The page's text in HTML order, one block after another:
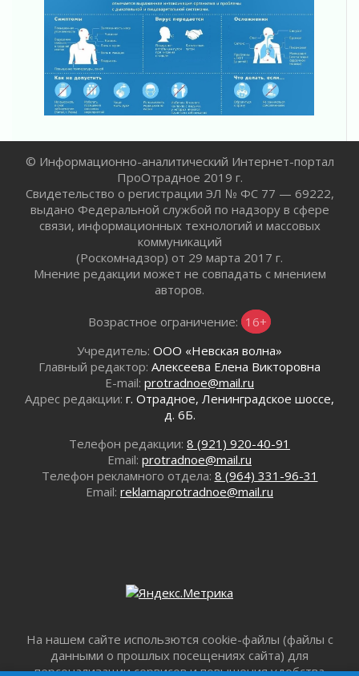
Ладога — не пруд
02 августа 2026
ПСК через Гослуслуги напомнит жителям
Ленинградской области о неоплаченных
счетах
02 августа 2026
Пропавшего подростка нашли в Кировском
Жителям Ленобласти напомнили, как
действовать при укусе клеща
02 августа 2026
В Ивангороде назвали новых почетных
граждан Ленинградской области
02 августа 2026
Готовность №1
Километровые столбы «Дороги жизни»
02 августа 2026
Ленобласть внедрила передовую подготовку
операторов БПЛА
02 августа 2026
воробушка»
Юхла, мука, кантеле и Водяной
01 августа 2026
01 августа 2026
Болезнь девственниц и вампиров
01 августа 2026
© Информационно-аналитический Интернет-портал
ПроОтрадное 2019 г.
Свидетельство о регистрации ЭЛ № ФС 77 — 69222,
выдано Федеральной службой по надзору в сфере
связи, информационных технологий и массовых
коммуникаций
(Роскомнадзор) от 29 марта 2017 г.
Мнение редакции может не совпадать с мнением
авторов.
Возрастное ограничение: 16+
Учредитель: ООО «Невская волна»
Главный редактор: Алексеева Елена Викторовна
E-mail: protradnoe@mail.ru
Адрес редакции: г. Отрадное, Ленинградское шоссе,
д. 6Б.
Телефон редакции: 8 (921) 920-40-91
Email: protradnoe@mail.ru
Телефон рекламного отдела: 8 (964) 331-96-31
Email: reklamaprotradnoe@mail.ru
На нашем сайте использются cookie-файлы (файлы с
данными о прошлых посещениях сайта) для
персонализации сервисов и повышения удобства